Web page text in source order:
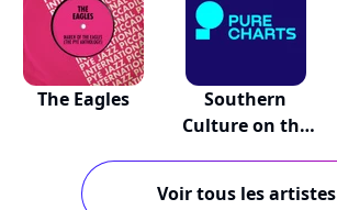
The Eagles
Southern
Culture on the
Voir tous les artistes